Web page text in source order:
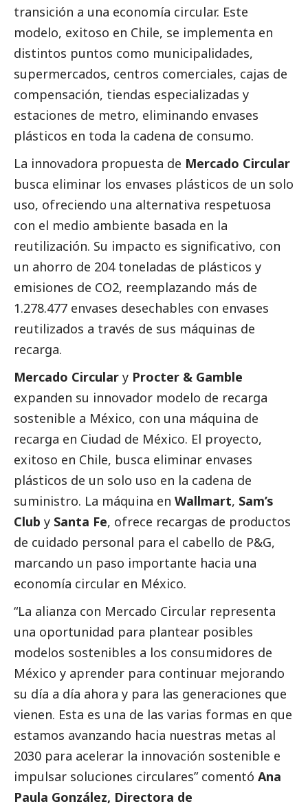
transición a una economía circular. Este
modelo, exitoso en Chile, se implementa en
distintos puntos como municipalidades,
supermercados, centros comerciales, cajas de
compensación, tiendas especializadas y
estaciones de metro, eliminando envases
plásticos en toda la cadena de consumo.
La innovadora propuesta de Mercado Circular
busca eliminar los envases plásticos de un solo
uso, ofreciendo una alternativa respetuosa
con el medio ambiente basada en la
reutilización. Su impacto es significativo, con
un ahorro de 204 toneladas de plásticos y
emisiones de CO2, reemplazando más de
1.278.477 envases desechables con envases
reutilizados a través de sus máquinas de
recarga.
Mercado Circular y Procter & Gamble
expanden su innovador modelo de recarga
sostenible a México, con una máquina de
recarga en Ciudad de México. El proyecto,
exitoso en Chile, busca eliminar envases
plásticos de un solo uso en la cadena de
suministro. La máquina en Wallmart, Sam’s
Club y Santa Fe, ofrece recargas de productos
de cuidado personal para el cabello de P&G,
marcando un paso importante hacia una
economía circular en México.
“La alianza con Mercado Circular representa
una oportunidad para plantear posibles
modelos sostenibles a los consumidores de
México y aprender para continuar mejorando
su día a día ahora y para las generaciones que
vienen. Esta es una de las varias formas en que
estamos avanzando hacia nuestras metas al
2030 para acelerar la innovación sostenible e
impulsar soluciones circulares” comentó Ana
Paula González, Directora de